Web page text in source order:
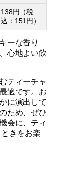
138円（税
込：151円）
ーな香り
心地よい飲
ティーチャ
適です。お
に演出して
ため、ぜひ
会に、ティ
きをお楽